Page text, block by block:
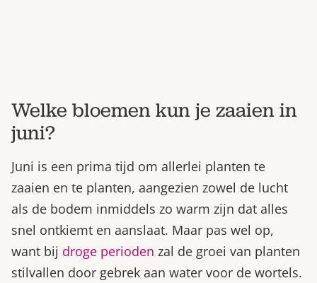
Welke bloemen kun je zaaien in
juni?
Juni is een prima tijd om allerlei planten te
zaaien en te planten, aangezien zowel de lucht
als de bodem inmiddels zo warm zijn dat alles
snel ontkiemt en aanslaat. Maar pas wel op,
want bij droge perioden zal de groei van planten
stilvallen door gebrek aan water voor de wortels.